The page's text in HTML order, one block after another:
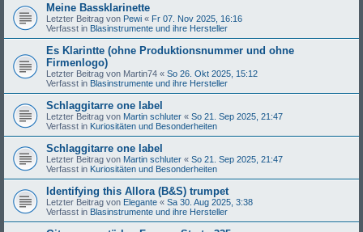
Meine Bassklarinette
Letzter Beitrag von Pewi « Fr 07. Nov 2025, 16:16
Verfasst in Blasinstrumente und ihre Hersteller
Es Klarintte (ohne Produktionsnummer und ohne
Firmenlogo)
Letzter Beitrag von Martin74 « So 26. Okt 2025, 15:12
Verfasst in Blasinstrumente und ihre Hersteller
Schlaggitarre one label
Letzter Beitrag von Martin schluter « So 21. Sep 2025, 21:47
Verfasst in Kuriositäten und Besonderheiten
Schlaggitarre one label
Letzter Beitrag von Martin schluter « So 21. Sep 2025, 21:47
Verfasst in Kuriositäten und Besonderheiten
Identifying this Allora (B&S) trumpet
Letzter Beitrag von Elegante « Sa 30. Aug 2025, 3:38
Verfasst in Blasinstrumente und ihre Hersteller